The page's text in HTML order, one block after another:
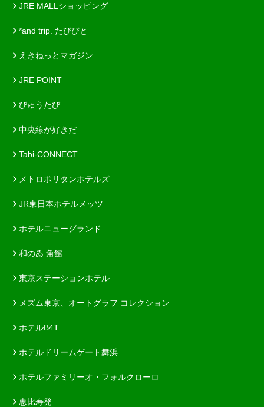
JRE MALLショッピング
*and trip. たびびと
えきねっとマガジン
JRE POINT
びゅうたび
中央線が好きだ
Tabi-CONNECT
メトロポリタンホテルズ
JR東日本ホテルメッツ
ホテルニューグランド
和のゐ 角館
東京ステーションホテル
メズム東京、オートグラフ コレクション
ホテルB4T
ホテルドリームゲート舞浜
ホテルファミリーオ・フォルクローロ
恵比寿発